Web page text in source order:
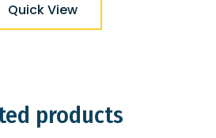
Quick View
products